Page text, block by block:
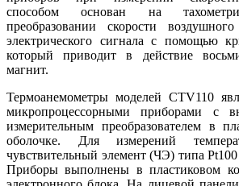
способом основан на
преобразовании скорости
электрического сигнала с помощью
который приводит в действие
магнит.
Термоанемометры моделей CTV110
микропроцессорными приборами с
измерительным преобразователем в
оболочке. Для измерений
чувствительный элемент (ЧЭ) типа
Приборы выполнены в пластиковом